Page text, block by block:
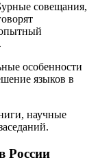
совещания,
особенности
языков в
научные
России